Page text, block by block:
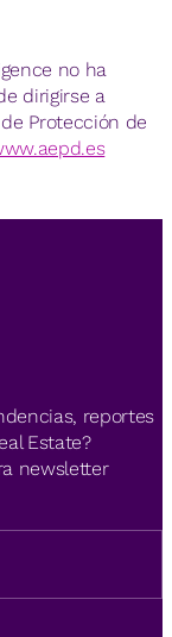
no ha
dirigirse a
Protección de
reportes
Estate?
newsletter